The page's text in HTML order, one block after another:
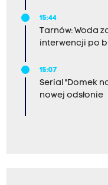
15:44
Tarnów: Woda
interwencji po
15:07
Serial "Domek
nowej odsłonie